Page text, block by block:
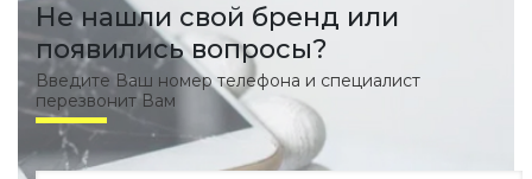
Не нашли свой бренд или
появились вопросы?
Введите Ваш номер телефона и специалист
перезвонит Вам